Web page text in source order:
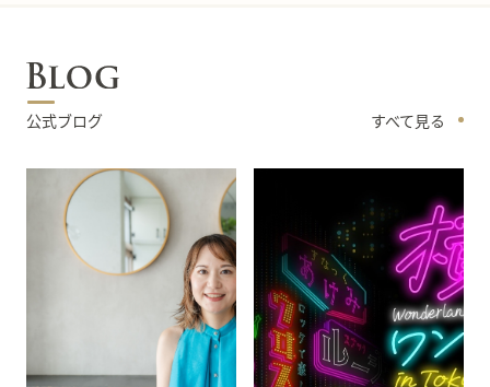
公式ブログ すべて見る